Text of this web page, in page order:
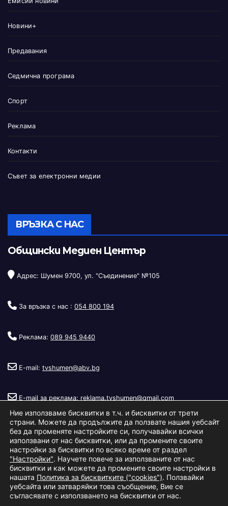
Новини+
Предавания
Седмична програма
Спорт
Реклама
Контакти
Съвет за електронни медии
ВРЪЗКА С НАС
Общински Медиен Център
Адрес: Шумен 9700, ул. "Съединение" №105
За връзка с нас : 054 800 194
Реклама: 089 945 9440
E-mail: tvshumen@abv.bg
E-mail за реклама: reklama.tvshumen@gmail.com
Copyright © 2026Телевизия Шумен.|Изработка: S.I.T Solutions
Ltd.
За насРекламаУсловия за ползване
Ние използваме бисквитки в т.ч. и бисквитки от трети
страни. Можете да продължите да ползвате нашия уебсайт
без да променяте настройките си, получавайки всички
използвани от нас бисквитки, или да промените своите
настройки за бисквитки по всяко време от раздел
"Настройки". Научете повече за използваните от нас
бисквитки и как можете да промените своите настройки в
нашата Политика за бисквитките ("cookies"). Ползвайки
уебсайта или затваряйки това съобщение, Вие се
съгласявате с използването на бисквитки от нас.